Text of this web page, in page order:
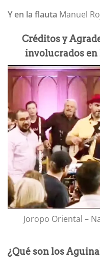
Y en la flauta Manuel
Créditos y
involucrados en
Joropo Oriental –
¿Qué son los